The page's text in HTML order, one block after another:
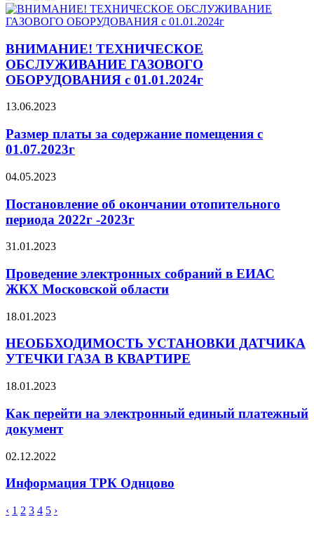
ВНИМАНИЕ! ТЕХНИЧЕСКОЕ
ОБСЛУЖИВАНИЕ ГАЗОВОГО
ОБОРУДОВАНИЯ с 01.01.2024г
13.06.2023
Размер платы за содержание помещения с
01.07.2023г
04.05.2023
Постановление об окончании отопительного
периода 2022г -2023г
31.01.2023
Проведение электронных собраний в ЕИАС
ЖКХ Московской области
18.01.2023
НЕОББХОДИМОСТЬ УСТАНОВКИ ДАТЧИКА
УТЕЧКИ ГАЗА В КВАРТИРЕ
18.01.2023
Как перейти на электронный единый платежный
документ
02.12.2022
Информация ТРК Однцово
‹ 1 2 3 4 5 ›